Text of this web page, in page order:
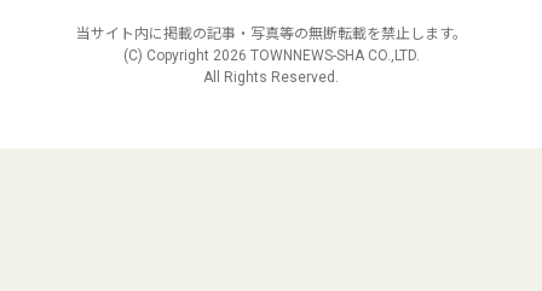
当サイト内に掲載の記事・写真等の無断転載を禁止します。
(C) Copyright 2026 TOWNNEWS-SHA CO.,LTD.
All Rights Reserved.